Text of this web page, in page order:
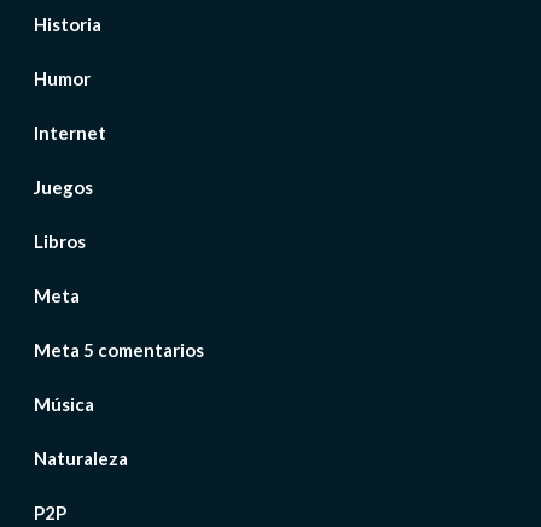
Historia
Humor
Internet
Juegos
Libros
Meta
Meta 5 comentarios
Música
Naturaleza
P2P